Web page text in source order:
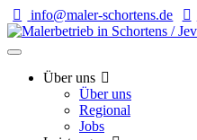
info@maler-schortens.de
Über uns
Über uns
Regional
Jobs